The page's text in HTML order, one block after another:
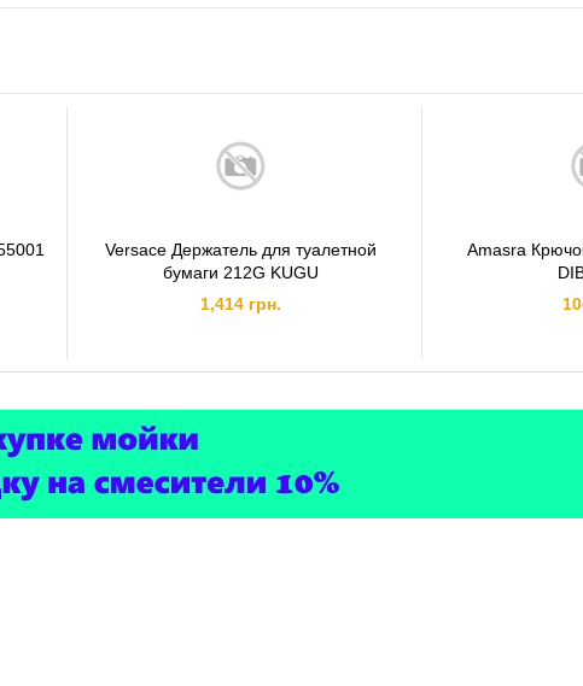
Versace Держатель для туалетной
бумаги 212G KUGU
1,414 грн.
Amasra